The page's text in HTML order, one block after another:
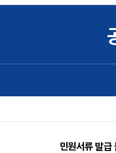
민원서류 발급